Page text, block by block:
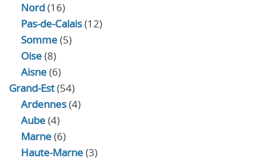
Nord(16)
Pas-de-Calais(12)
Somme(5)
Oise(8)
Aisne(6)
Grand-Est(54)
Ardennes(4)
Aube(4)
Marne(6)
Haute-Marne(3)